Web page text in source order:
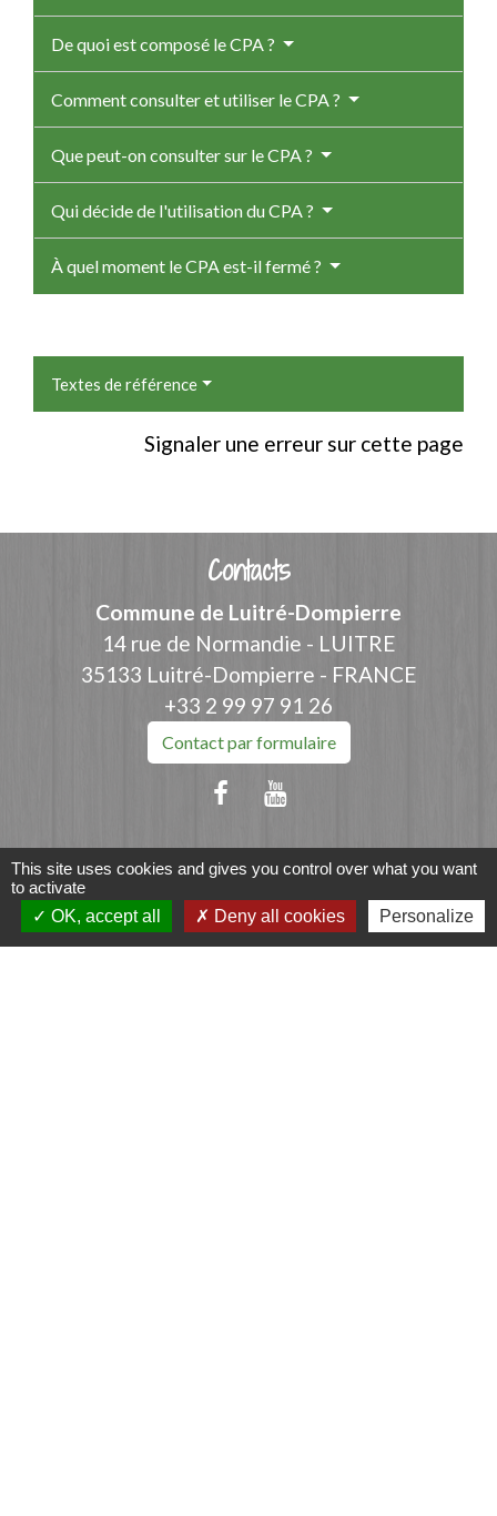
De quoi est composé le CPA ?
Comment consulter et utiliser le CPA ?
Que peut-on consulter sur le CPA ?
Qui décide de l'utilisation du CPA ?
À quel moment le CPA est-il fermé ?
Textes de référence
Signaler une erreur sur cette page
Contacts
Commune de Luitré-Dompierre
14 rue de Normandie - LUITRE
35133 Luitré-Dompierre - FRANCE
+33 2 99 97 91 26
Contact par formulaire
Liens
Fougères Agglomération
This site uses cookies and gives you control over what you want
to activate
OK, accept all
Deny all cookies Personalize